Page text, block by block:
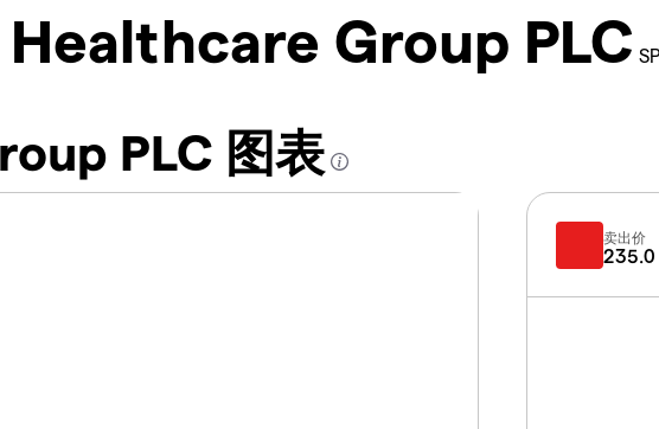
Group PLC
PLC 图表
卖出价
235.0